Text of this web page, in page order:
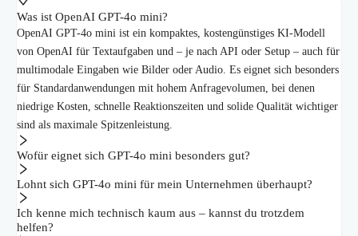
Was ist OpenAI GPT-4o mini?
OpenAI GPT-4o mini ist ein kompaktes, kostengünstiges KI-Modell
von OpenAI für Textaufgaben und – je nach API oder Setup – auch für
multimodale Eingaben wie Bilder oder Audio. Es eignet sich besonders
für Standardanwendungen mit hohem Anfragevolumen, bei denen
niedrige Kosten, schnelle Reaktionszeiten und solide Qualität wichtiger
sind als maximale Spitzenleistung.
Wofür eignet sich GPT-4o mini besonders gut?
Lohnt sich GPT-4o mini für mein Unternehmen überhaupt?
Ich kenne mich technisch kaum aus – kannst du trotzdem
helfen?